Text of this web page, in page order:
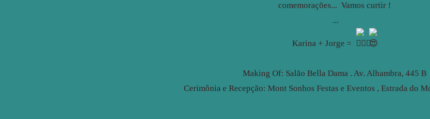
comemorações... Vamos curtir !
...
Karina + Jorge =
Making Of: Salão Bella Dama . Av. Alhambra, 445 B
Cerimônia e Recepção: Mont Sonhos Festas e Eventos , Estrada do